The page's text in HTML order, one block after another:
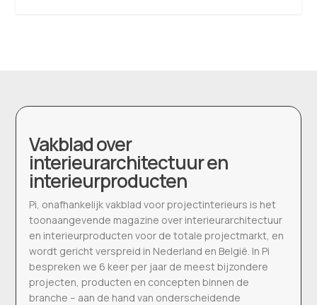
Vakblad over
interieurarchitectuur en
interieurproducten
Pi, onafhankelijk vakblad voor projectinterieurs is het
toonaangevende magazine over interieurarchitectuur
en interieurproducten voor de totale projectmarkt, en
wordt gericht verspreid in Nederland en België. In Pi
bespreken we 6 keer per jaar de meest bijzondere
projecten, producten en concepten binnen de
branche – aan de hand van onderscheidende